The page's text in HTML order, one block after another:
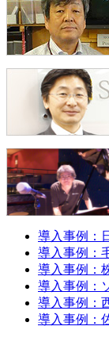
導入事例：
導入事例：
導入事例：
導入事例：
導入事例：
導入事例：